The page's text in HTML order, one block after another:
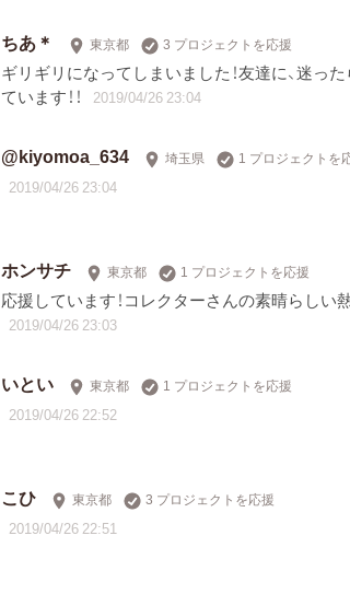
ちあ＊ 東京都 3 プロジェクトを応援
ギリギリになってしまいました！友達に、迷っ
ています！！
2019/04/26 23:04
@kiyomoa_634 埼玉県 1 プロジェクトを
2019/04/26 23:04
ホンサチ 東京都 1 プロジェクトを応援
応援しています！コレクターさんの素晴らしい
2019/04/26 23:03
いとい 東京都 1 プロジェクトを応援
2019/04/26 22:52
こひ 東京都 3 プロジェクトを応援
2019/04/26 22:51